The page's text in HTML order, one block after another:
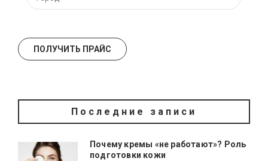
Последние записи
Почему кремы «не работают»? Роль
подготовки кожи